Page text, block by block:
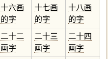
十六画
的字
十七画
的字
十八画
的字
二十二
画字
二十三
画字
二十四
画字